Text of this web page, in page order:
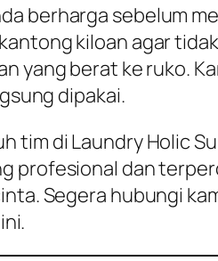
berharga sebelum
kiloan agar
yang berat ke ruko.
dipakai.
di Laundry Holic
dan
Segera hubungi